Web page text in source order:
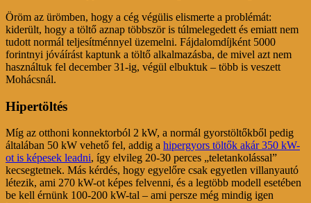
Öröm az ürömben, hogy a cég végülis elismerte a problémát:
kiderült, hogy a töltő aznap többször is túlmelegedett és emiatt nem
tudott normál teljesítménnyel üzemelni. Fájdalomdíjként 5000
forintnyi jóváírást kaptunk a töltő alkalmazásba, de mivel azt nem
használtuk fel december 31-ig, végül elbuktuk – több is veszett
Mohácsnál.
Hipertöltés
Míg az otthoni konnektorból 2 kW, a normál gyorstöltőkből pedig
általában 50 kW vehető fel, addig a hipergyors töltők akár 350 kW-
ot is képesek leadni, így elvileg 20-30 perces „teletankolással”
kecsegtetnek. Más kérdés, hogy egyelőre csak egyetlen villanyautó
létezik, ami 270 kW-ot képes felvenni, és a legtöbb modell esetében
be kell érnünk 100-200 kW-tal – ami persze még mindig igen